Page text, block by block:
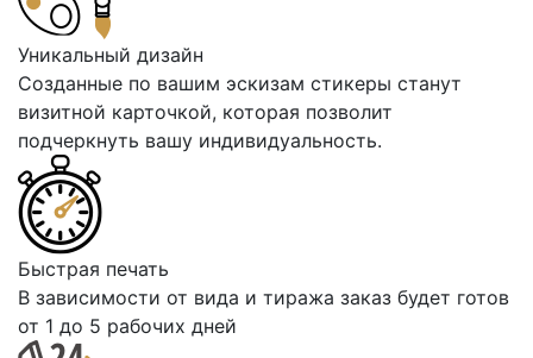
Уникальный дизайн
Cозданные по вашим эскизам стикеры станут
визитной карточкой, которая позволит
подчеркнуть вашу индивидуальность.
Быстрая печать
В зависимости от вида и тиража заказ будет готов
от 1 до 5 рабочих дней